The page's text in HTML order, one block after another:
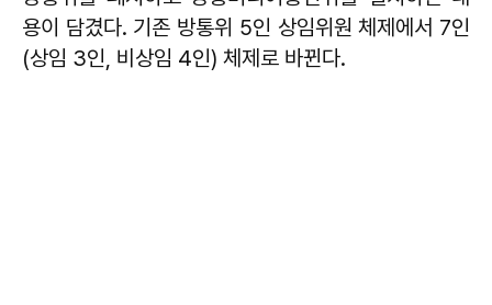
용이 담겼다. 기존 방통위 5인 상임위원 체제에서 7인
(상임 3인, 비상임 4인) 체제로 바뀐다.